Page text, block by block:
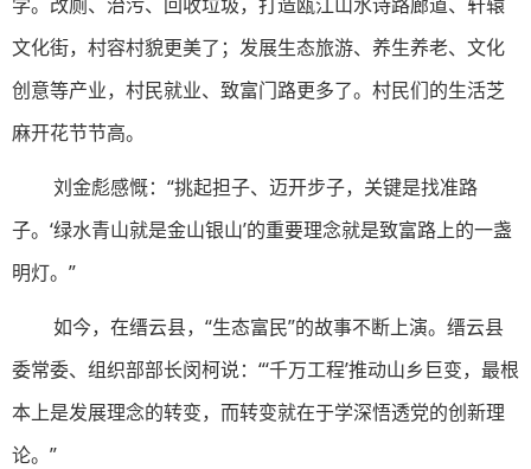
学。改厕、治污、回收垃圾，打造瓯江山水诗路廊道、轩辕
文化街，村容村貌更美了；发展生态旅游、养生养老、文化
创意等产业，村民就业、致富门路更多了。村民们的生活芝
麻开花节节高。
刘金彪感慨：“挑起担子、迈开步子，关键是找准路
子。‘绿水青山就是金山银山’的重要理念就是致富路上的一盏
明灯。”
如今，在缙云县，“生态富民”的故事不断上演。缙云县
委常委、组织部部长闵柯说：“‘千万工程’推动山乡巨变，最根
本上是发展理念的转变，而转变就在于学深悟透党的创新理
论。”